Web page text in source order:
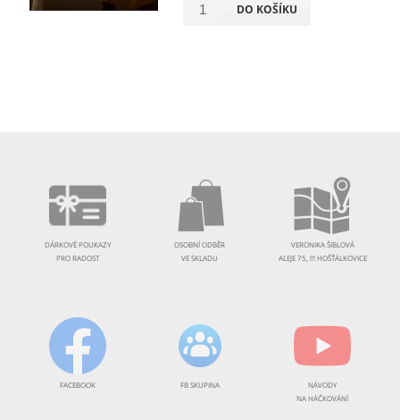
DO KOŠÍKU
DÁRKOVÉ POUKAZY
PRO RADOST
OSOBNÍ ODBĚR
VE SKLADU
VERONIKA ŠIBLOVÁ
ALEJE 75, !!! HOŠŤÁLKOVICE
FACEBOOK FB SKUPINA
NÁVODY
NA HÁČKOVÁNÍ